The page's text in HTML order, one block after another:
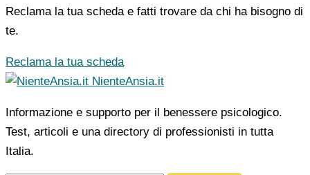
Reclama la tua scheda e fatti trovare da chi ha bisogno di
te.
Reclama la tua scheda
NienteAnsia.it
Informazione e supporto per il benessere psicologico.
Test, articoli e una directory di professionisti in tutta
Italia.